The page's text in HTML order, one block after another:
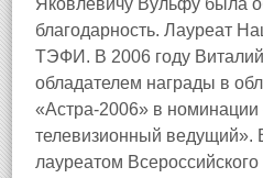
Яковлевичу Вульфу была
благодарность. Лауреат
ТЭФИ. В 2006 году
обладателем награды в
«Астра-2006» в
телевизионный ведущий».
лауреатом Всероссийского